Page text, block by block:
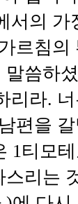
서의 가
가르침의
말씀하
리라.
남편을
1티모
스리는